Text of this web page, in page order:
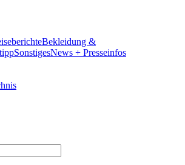
Bekleidung &
SonstigesNews + Presseinfos